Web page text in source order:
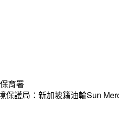
育署
保護局：新加坡籍油輪Sun